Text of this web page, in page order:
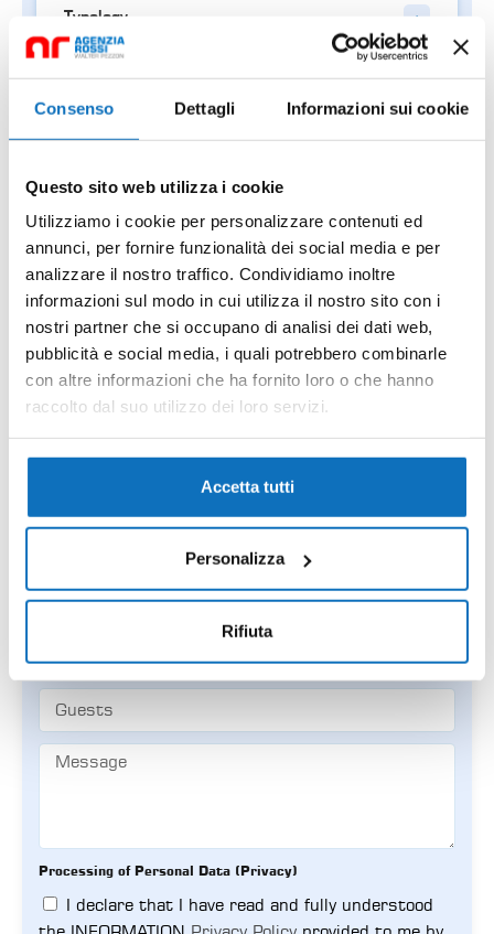
Consenso Dettagli Informazioni sui cookie
Questo sito web utilizza i cookie
Utilizziamo i cookie per personalizzare contenuti ed
annunci, per fornire funzionalità dei social media e per
analizzare il nostro traffico. Condividiamo inoltre
informazioni sul modo in cui utilizza il nostro sito con i
nostri partner che si occupano di analisi dei dati web,
pubblicità e social media, i quali potrebbero combinarle
con altre informazioni che ha fornito loro o che hanno
raccolto dal suo utilizzo dei loro servizi.
Accetta tutti
Personalizza
Rifiuta
Typology
Number of bedrooms
All prices
Search
Processing of Personal Data (Privacy)
I declare that I have read and fully understood